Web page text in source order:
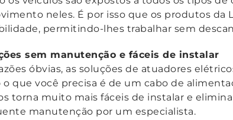
neles. É por isso que os produtos da
permitindo-lhes trabalhar sem
sem manutenção e fáceis de instalar
óbvias, as soluções de atuadores
o que você precisa é de um cabo de
torna muito mais fáceis de instalar e
manutenção por um especialista.